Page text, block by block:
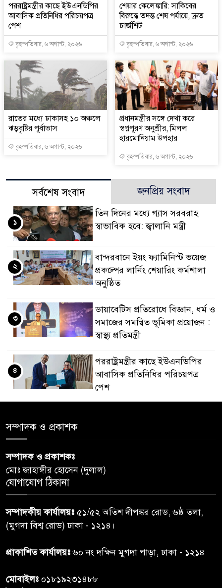
পররাষ্ট্রমন্ত্রীর কা‌ছে ইউএনডিপির
আবাসিক প্রতিনিধির পরিচয়পত্র
পেশ
বৃহস্পতিবার, ৬ অগাস্ট, ২০২৬
শেয়ার কেলেঙ্কারি: সাকিবের
বিরুদ্ধে তদন্ত শেষ পর্যায়ে, দ্রুত
চার্জশিট
বৃহস্পতিবার, ৬ অগাস্ট, ২০২৬
রাতের মধ্যে ঢাকাসহ ১০ অঞ্চলে
ঝড়বৃষ্টির পূর্বাভাস
বৃহস্পতিবার, ৬ অগাস্ট, ২০২৬
প্রধানমন্ত্রীর সঙ্গে দেখা করে
স্বপ্নপূরণ অনুশ্রীর, মিলল
হারমোনিয়াম উপহার
বৃহস্পতিবার, ৬ অগাস্ট, ২০২৬
সর্বশেষ সংবাদ জনপ্রিয় সংবাদ
তিন দিনের মধ্যে গ্যাস সরবরাহ
স্বাভাবিক হবে: জ্বালানি মন্ত্রী
১
বান্দরবানে ইয়ং ফ্যামিনিস্ট ভয়েজ
প্রকল্পের লার্নিং শেয়ারিং কর্মশালা
অনুষ্ঠিত
২
ডায়াবেটিস প্রতিরোধে বিজ্ঞান, ধর্ম ও
সমাজের সমন্বিত ভূমিকা প্রয়োজন :
স্বাস্থ্য প্রতিমন্ত্রী
৩
পররাষ্ট্রমন্ত্রীর কা‌ছে ইউএনডিপির
আবাসিক প্রতিনিধির পরিচয়পত্র
পেশ
৪
৫
ঝড়বৃষ্টির পূর্বাভাস
৬
অনুশ্রীর, মিলল হারমোনিয়াম
উপহার
৭
২০ আগস্ট রাষ্ট্রপতি নির্বাচন,
সম্পাদক ও প্রকাশক
সম্পাদক ও প্রকাশকঃ
মোঃ জাহাঙ্গীর হোসেন (দুলাল)
যোগাযোগ ঠিকানা
সম্পাদকীয় কার্যালয়ঃ ৫১/৫২ অতিশ দীপঙ্কর রোড, ৬ষ্ঠ তলা,
(মুগদা বিশ্ব রোড) ঢাকা - ১২১৪।
প্রাকাশিত কার্যালয়ঃ৬০ নং দক্ষিন মুগদা পাড়া, ঢাকা - ১২১৪
মোবাইলঃ ০১৮১৯২৩১৪৮৮